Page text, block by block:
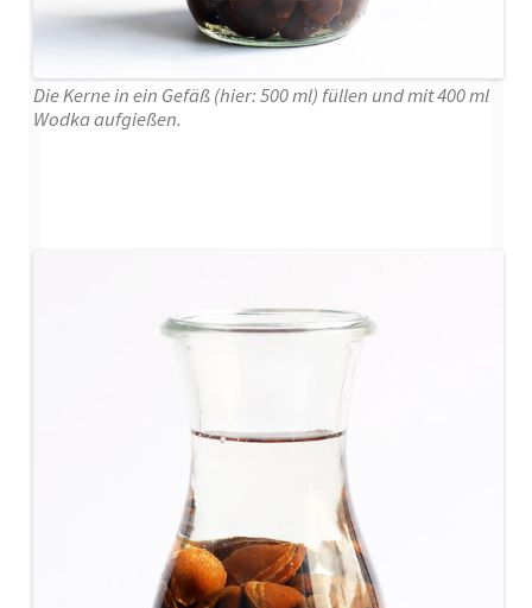
Die Kerne in ein Gefäß (hier: 500 ml) füllen und mit 400 ml
Wodka aufgießen.